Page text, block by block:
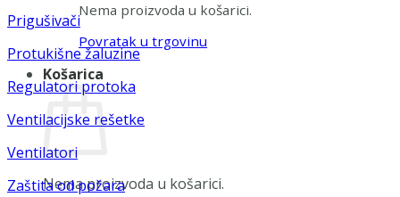
Nema proizvoda u košarici.
Povratak u trgovinu
Košarica
Nema proizvoda u košarici.
Prigušivači
Protukišne žaluzine
Regulatori protoka
Ventilacijske rešetke
Ventilatori
Zaštita od požara